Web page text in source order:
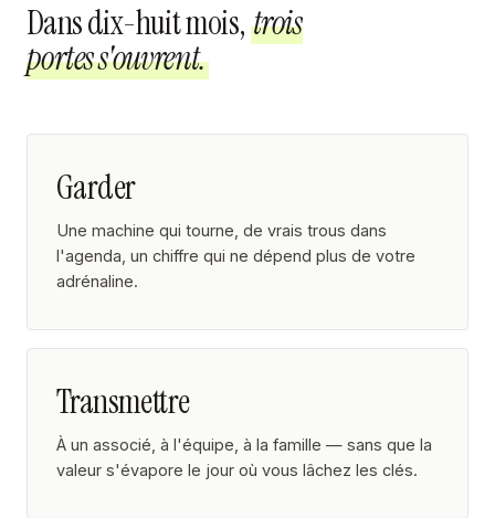
Dans dix-huit mois,trois
portes s'ouvrent.
Garder
Une machine qui tourne, de vrais trous dans
l'agenda, un chiffre qui ne dépend plus de votre
adrénaline.
Transmettre
À un associé, à l'équipe, à la famille — sans que la
valeur s'évapore le jour où vous lâchez les clés.